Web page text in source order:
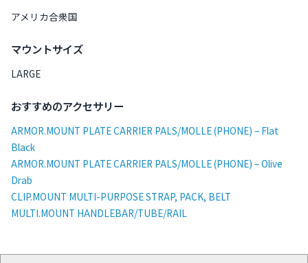
アメリカ合衆国
マウントサイズ
LARGE
おすすめのアクセサリー
ARMOR.MOUNT PLATE CARRIER PALS/MOLLE (PHONE) – Flat
Black
ARMOR.MOUNT PLATE CARRIER PALS/MOLLE (PHONE) – Olive
Drab
CLIP.MOUNT MULTI-PURPOSE STRAP, PACK, BELT
MULTI.MOUNT HANDLEBAR/TUBE/RAIL